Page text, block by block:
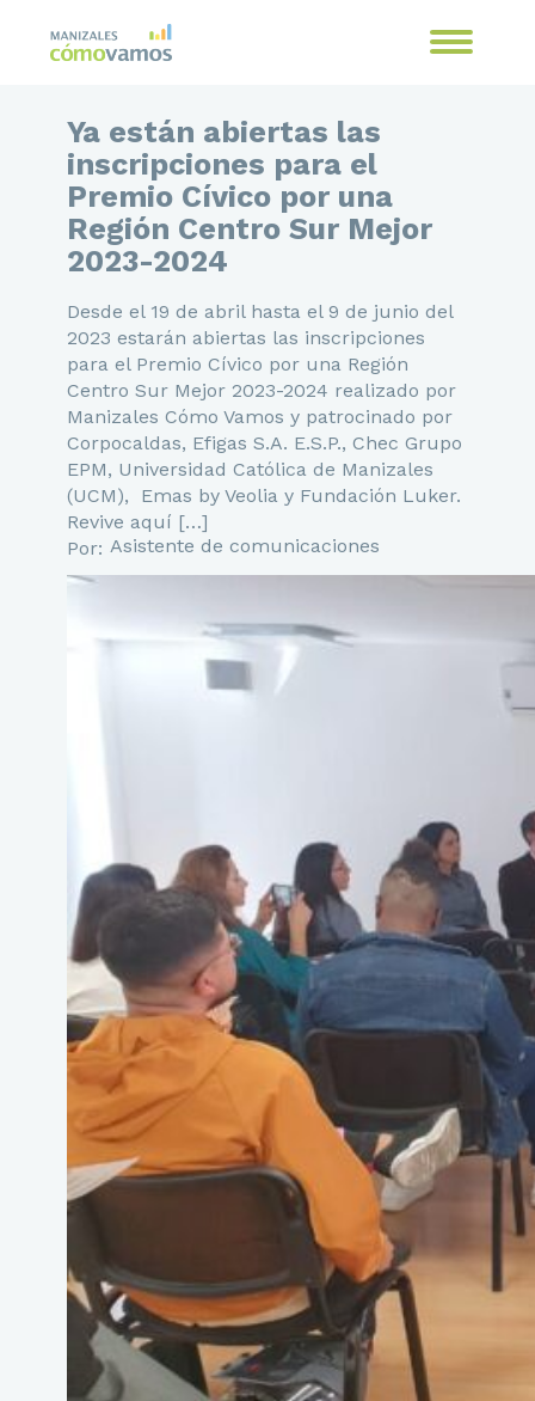
Ya están abiertas las
inscripciones para el
Premio Cívico por una
Región Centro Sur Mejor
2023-2024
Desde el 19 de abril hasta el 9 de junio del
2023 estarán abiertas las inscripciones
para el Premio Cívico por una Región
Centro Sur Mejor 2023-2024 realizado por
Manizales Cómo Vamos y patrocinado por
Corpocaldas, Efigas S.A. E.S.P., Chec Grupo
EPM, Universidad Católica de Manizales
(UCM), Emas by Veolia y Fundación Luker.
Revive aquí […]
Asistente de comunicaciones